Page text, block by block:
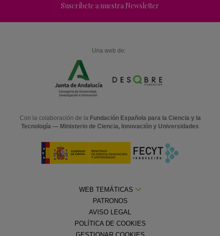
Suscríbete a nuestra Newsletter
Una web de:
Con la colaboración de la Fundación Española para la Ciencia y la
Tecnología — Ministerio de Ciencia, Innovación y Universidades
WEB TEMÁTICAS
PATRONOS
AVISO LEGAL
POLÍTICA DE COOKIES